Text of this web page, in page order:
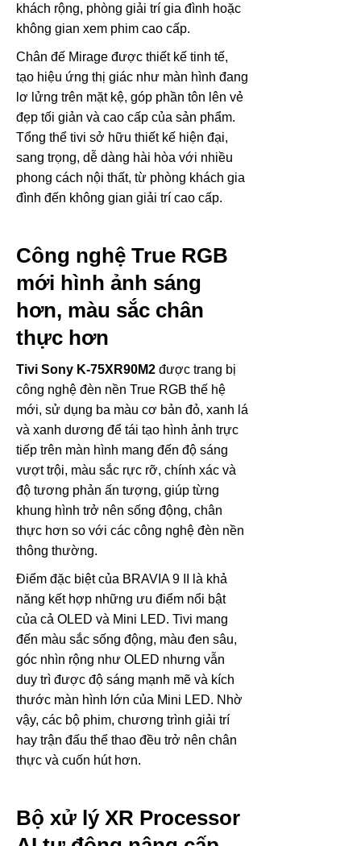
khách rộng, phòng giải trí gia đình hoặc
không gian xem phim cao cấp.
Chân đế Mirage được thiết kế tinh tế,
tạo hiệu ứng thị giác như màn hình đang
lơ lửng trên mặt kệ, góp phần tôn lên vẻ
đẹp tối giản và cao cấp của sản phẩm.
Tổng thể tivi sở hữu thiết kế hiện đại,
sang trọng, dễ dàng hài hòa với nhiều
phong cách nội thất, từ phòng khách gia
đình đến không gian giải trí cao cấp.
Công nghệ True RGB
mới hình ảnh sáng
hơn, màu sắc chân
thực hơn
Tivi Sony K-75XR90M2 được trang bị
công nghệ đèn nền True RGB thế hệ
mới, sử dụng ba màu cơ bản đỏ, xanh lá
và xanh dương để tái tạo hình ảnh trực
tiếp trên màn hình mang đến độ sáng
vượt trội, màu sắc rực rỡ, chính xác và
độ tương phản ấn tượng, giúp từng
khung hình trở nên sống động, chân
thực hơn so với các công nghệ đèn nền
thông thường.
Điểm đặc biệt của BRAVIA 9 II là khả
năng kết hợp những ưu điểm nổi bật
của cả OLED và Mini LED. Tivi mang
đến màu sắc sống động, màu đen sâu,
góc nhìn rộng như OLED nhưng vẫn
duy trì được độ sáng mạnh mẽ và kích
thước màn hình lớn của Mini LED. Nhờ
vậy, các bộ phim, chương trình giải trí
hay trận đấu thể thao đều trở nên chân
thực và cuốn hút hơn.
Bộ xử lý XR Processor